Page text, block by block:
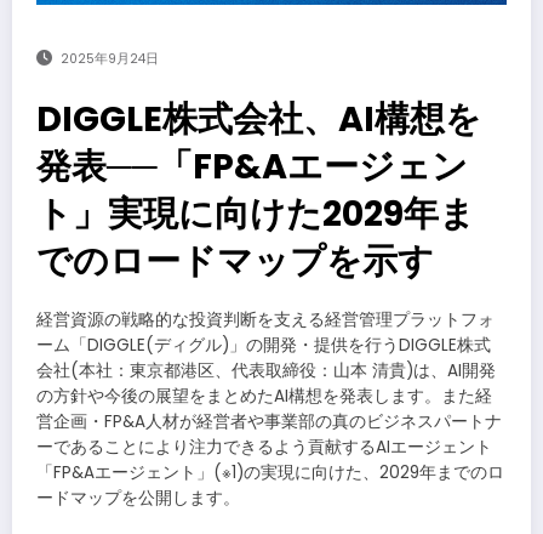
2025年9月24日
DIGGLE株式会社、AI構想を
発表──「FP&Aエージェン
ト」実現に向けた2029年ま
でのロードマップを示す
経営資源の戦略的な投資判断を支える経営管理プラットフォ
ーム「DIGGLE(ディグル)」の開発・提供を行うDIGGLE株式
会社(本社：東京都港区、代表取締役：山本 清貴)は、AI開発
の方針や今後の展望をまとめたAI構想を発表します。また経
営企画・FP&A人材が経営者や事業部の真のビジネスパートナ
ーであることにより注力できるよう貢献するAIエージェント
「FP&Aエージェント」(※1)の実現に向けた、2029年までのロ
ードマップを公開します。